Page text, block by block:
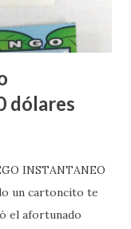
dólares
INSTANTANEO
un cartoncito te
el afortunado